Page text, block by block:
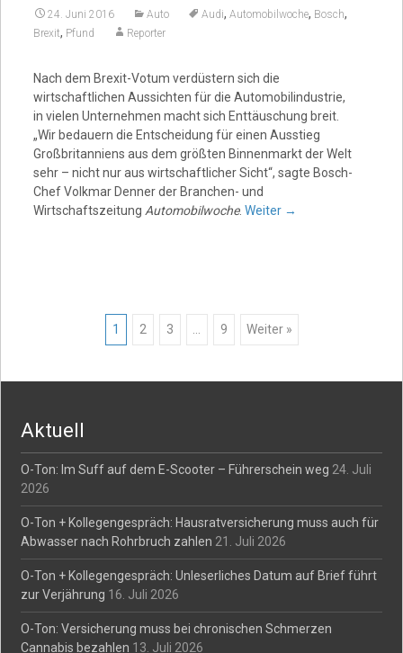
24. Juni 2016 Auto Audi, Automobilwoche, Bosch,
Brexit, Pfund Reporter
Nach dem Brexit-Votum verdüstern sich die
wirtschaftlichen Aussichten für die Automobilindustrie,
in vielen Unternehmen macht sich Enttäuschung breit.
„Wir bedauern die Entscheidung für einen Ausstieg
Großbritanniens aus dem größten Binnenmarkt der Welt
sehr – nicht nur aus wirtschaftlicher Sicht“, sagte Bosch-
Chef Volkmar Denner der Branchen- und
Wirtschaftszeitung Automobilwoche. Weiter →
Posts
navigation
1 2 3 9 Weiter »
Aktuell
O-Ton: Im Suff auf dem E-Scooter – Führerschein weg 24. Juli
2026
O-Ton + Kollegengespräch: Hausratversicherung muss auch für
Abwasser nach Rohrbruch zahlen 21. Juli 2026
O-Ton + Kollegengespräch: Unleserliches Datum auf Brief führt
zur Verjährung 16. Juli 2026
O-Ton: Versicherung muss bei chronischen Schmerzen
Cannabis bezahlen 13. Juli 2026